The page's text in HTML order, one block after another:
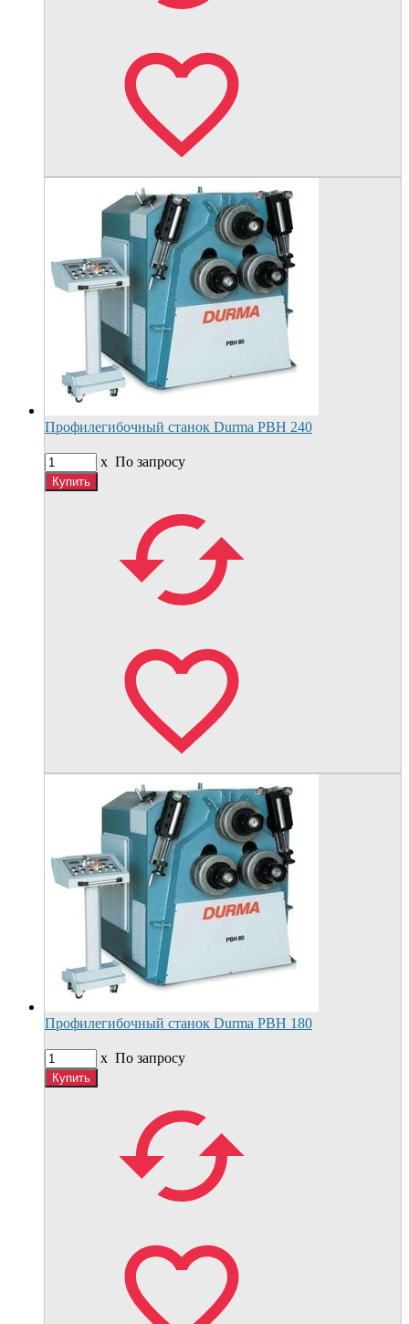
Профилегибочный станок Durma РВН 240
x По запросу
Профилегибочный станок Durma РВН 180
x По запросу